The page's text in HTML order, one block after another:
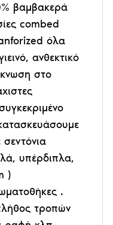
βαμβακερά
combed
όλα
ανθεκτικό
στο
υπέρδιπλα,
)
.
τροπών